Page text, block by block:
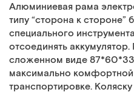
Алюминиевая рама
типу “сторона к стороне”
специального
отсоединять
сложенном виде 87*60*33
максимально комфортной
транспортировке.